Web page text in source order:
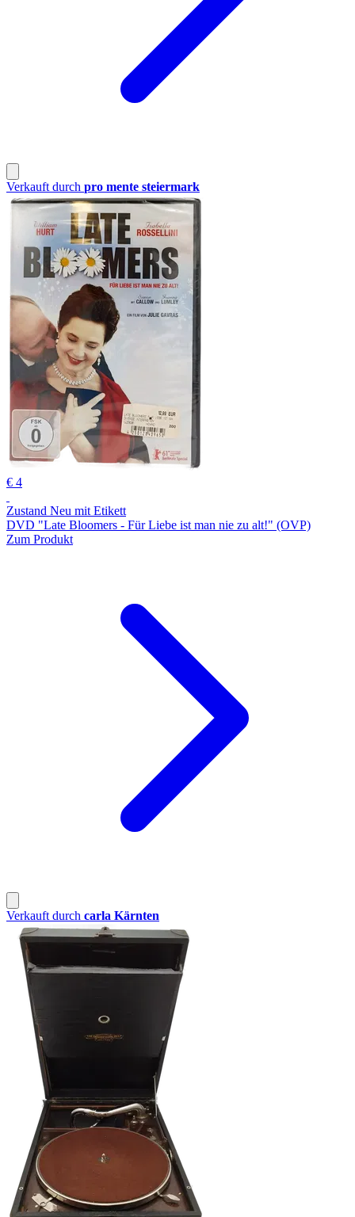
Verkauft durch pro mente steiermark
€ 4
Zustand Neu mit Etikett
DVD "Late Bloomers - Für Liebe ist man nie zu alt!" (OVP)
Zum Produkt
Verkauft durch carla Kärnten